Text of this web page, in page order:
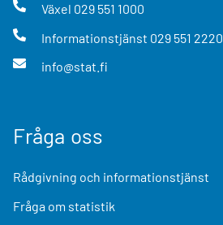
Växel 029 551 1000
Informationstjänst 029 551 2220
info@stat.fi
Fråga oss
Rådgivning och informationstjänst
Fråga om statistik